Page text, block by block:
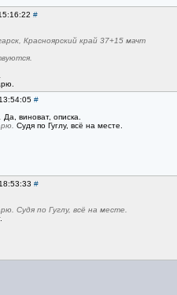
#
Красноярский край 37+15 мачт
#
Да, виноват, описка.
Судя по Гуглу, всё на месте.
#
Судя по Гуглу, всё на месте.